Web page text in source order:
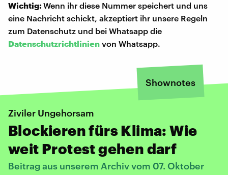
Wichtig:Wenn ihr diese Nummer speichert und uns
eine Nachricht schickt, akzeptiert ihr unsere Regeln
zum Datenschutz und bei Whatsapp die
Datenschutzrichtlinien von Whatsapp.
Shownotes
Ziviler Ungehorsam
Blockieren fürs Klima: Wie
weit Protest gehen darf
Beitrag aus unserem Archiv vom 07. Oktober